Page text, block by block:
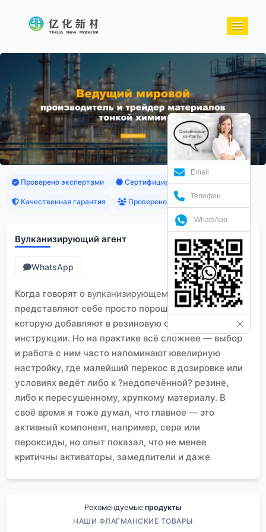
Проверено экспертами Сертифицированные продукты
Качественная гарантия Проверено клиентами
Вулканизирующий агент
WhatsApp
Когда говорят о вулканизирующем агенте, многие
представляют себе просто порошок или жидкость,
которую добавляют в резиновую смесь по
инструкции. Но на практике всё сложнее — выбор
и работа с ним часто напоминают ювелирную
настройку, где малейший перекос в дозировке или
условиях ведёт либо к ?недопечённой? резине,
либо к пересушенному, хрупкому материалу. В
своё время я тоже думал, что главное — это
активный компонент, например, сера или
пероксиды, но опыт показал, что не менее
критичны активаторы, замедлители и даже
требования к чистоте и стабильности процесса
Рекомендуемые продукты
НАШИ ФЛАГМАНСКИЕ ТОВАРЫ
Email
Телефон
WhatsApp